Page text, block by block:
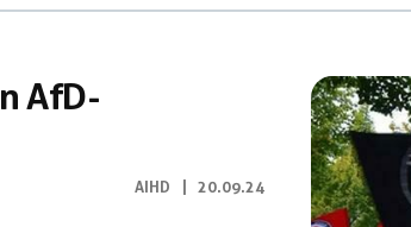
AfD-
AIHD 20.09.24